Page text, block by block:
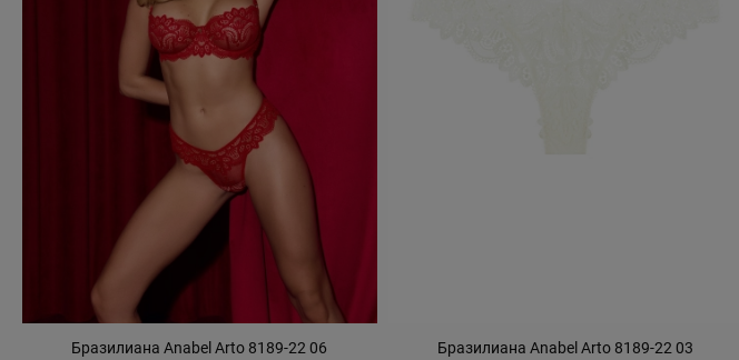
Бразилиана Anabel Arto 8189-22 06
Бразилиана Anabel Arto 8189-22 03